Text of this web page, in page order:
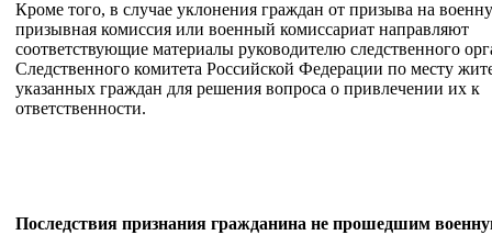
Кроме того, в случае уклонения граждан от призыва на
призывная комиссия или военный комиссариат направляют
соответствующие материалы руководителю следственного
Следственного комитета Российской Федерации по месту
указанных граждан для решения вопроса о привлечении их к
ответственности.
Последствия признания гражданина не прошедшим